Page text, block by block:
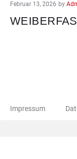
Februar 13, 2026 by
Impressum